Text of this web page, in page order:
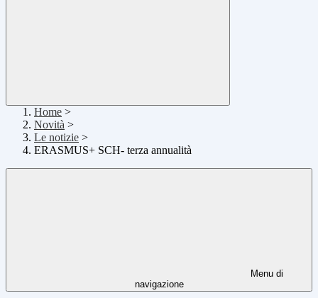
Home >
Novità >
Le notizie >
ERASMUS+ SCH- terza annualità
Menu di
navigazione